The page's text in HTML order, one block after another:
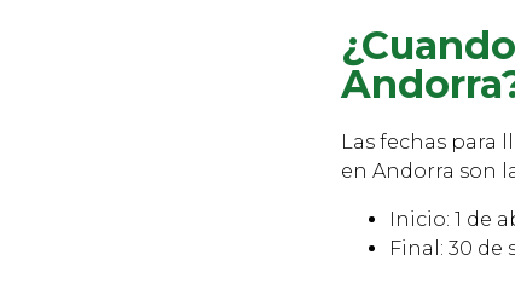
Las fechas para
en Andorra son
Inicio: 1 de
Final: 30 de